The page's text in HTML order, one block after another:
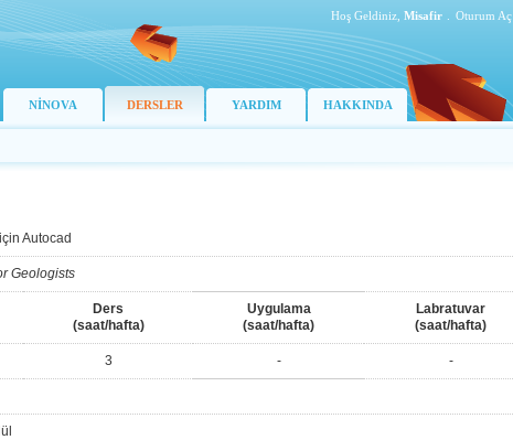
Hoş Geldiniz, Misafir Oturum Aç
NİNOVA DERSLER YARDIM HAKKINDA
Autocad
Geologists
Ders
(saat/hafta)
Uygulama
(saat/hafta)
Labratuvar
(saat/hafta)
3 - -